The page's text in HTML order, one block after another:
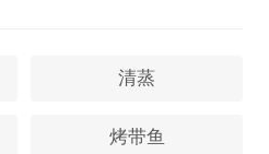
清蒸
烤带鱼